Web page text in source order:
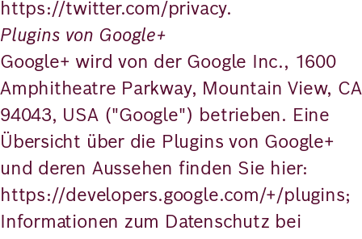
https://twitter.com/privacy.
Plugins von Google+
Google+ wird von der Google Inc., 1600
Amphitheatre Parkway, Mountain View, CA
94043, USA ("Google") betrieben. Eine
Übersicht über die Plugins von Google+
und deren Aussehen finden Sie hier:
https://developers.google.com/+/plugins;
Informationen zum Datenschutz bei